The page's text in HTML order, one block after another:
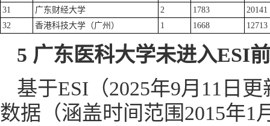
31 广东财经大学 2 1783
20141
32
香港科技大学（广州） 1 1668 12713
5 广东医科大学未进入ESI前
基于ESI（2025年9月11日
数据（涵盖时间范围2015年1